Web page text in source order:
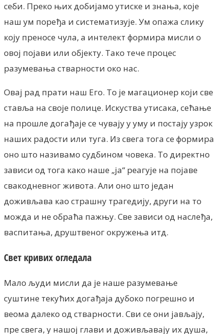
себи. Преко њих добијамо утиске и знања, које
наш ум поређа и систематизује. Ум опажа слику
коју преносе чула, а интелект формира мисли о
овој појави или објекту. Тако тече процес
разумевања стварности око нас.
Овај рад прати наш Его. То је магационер који све
ставља на своје полице. Искуства утисака, сећање
на прошле догађаје се чувају у уму и постају узрок
наших радости или туга. Из свега тога се формира
оно што називамо судбином човека. То директно
зависи од тога како наше „ја“ реагује на појаве
свакодневног живота. Али оно што један
доживљава као страшну трагедију, други на то
можда и не обраћа пажњу. Све зависи од наслеђа,
васпитања, друштвеног окружења итд.
Свет кривих огледала
Мало људи мисли да је наше разумевање
суштине текућих догађаја дубоко погрешно и
веома далеко од стварности. Сви се они јављају,
пре свега, у нашој глави и доживљавају их душа,